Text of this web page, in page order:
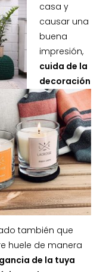
casa y
causar una
buena
impresión,
cuida de la
decoración
también que
huele de manera
de la tuya